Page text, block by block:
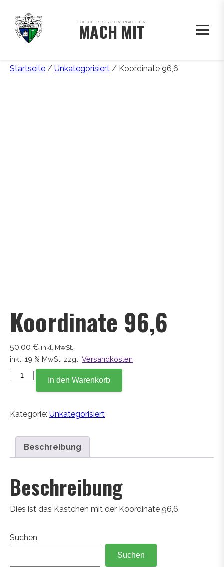
GOLFCLUB BURG OVERBACH E.V.
MACH MIT
Startseite / Unkategorisiert / Koordinate 96,6
Koordinate 96,6
50,00 € inkl. MwSt.
inkl. 19 % MwSt. zzgl. Versandkosten
Koordinate
In den Warenkorb
Kategorie: Unkategorisiert
Beschreibung
Beschreibung
Dies ist das Kästchen mit der Koordinate 96,6.
Suchen
Suchen